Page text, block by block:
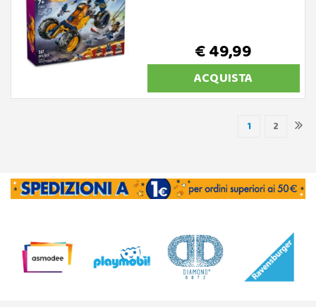
€ 49,99
ACQUISTA
1 2